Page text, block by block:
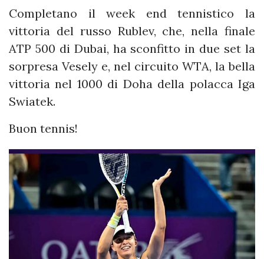
Completano il week end tennistico la
vittoria del russo Rublev, che, nella finale
ATP 500 di Dubai, ha sconfitto in due set la
sorpresa Vesely e, nel circuito WTA, la bella
vittoria nel 1000 di Doha della polacca Iga
Swiatek.
Buon tennis!